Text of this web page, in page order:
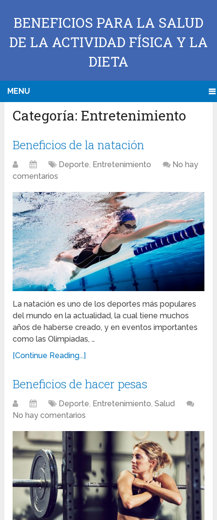
BENEFICIOS PARA LA SALUD
DE LA ACTIVIDAD FÍSICA Y LA
DIETA
MENU
Categoría: Entretenimiento
Beneficios de la natación
Deporte, Entretenimiento
No hay
comentarios
La natación es uno de los deportes más populares
del mundo en la actualidad, la cual tiene muchos
años de haberse creado, y en eventos importantes
como las Olimpiadas, …
[Continue Reading...]
Beneficios de hacer pesas
Deporte, Entretenimiento,Salud
No hay comentarios